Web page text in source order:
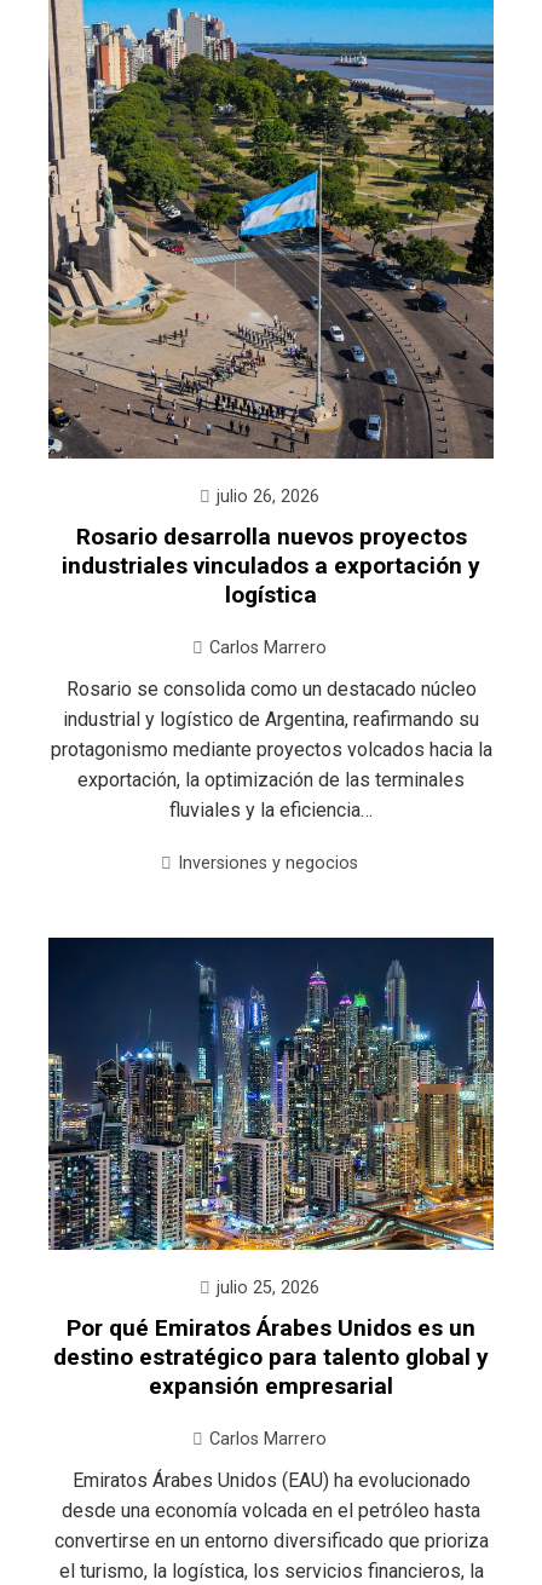
julio 26, 2026
Rosario desarrolla nuevos proyectos
industriales vinculados a exportación y
logística
Carlos Marrero
Rosario se consolida como un destacado núcleo
industrial y logístico de Argentina, reafirmando su
protagonismo mediante proyectos volcados hacia la
exportación, la optimización de las terminales
fluviales y la eficiencia…
Inversiones y negocios
julio 25, 2026
Por qué Emiratos Árabes Unidos es un
destino estratégico para talento global y
expansión empresarial
Carlos Marrero
Emiratos Árabes Unidos (EAU) ha evolucionado
desde una economía volcada en el petróleo hasta
convertirse en un entorno diversificado que prioriza
el turismo, la logística, los servicios financieros, la